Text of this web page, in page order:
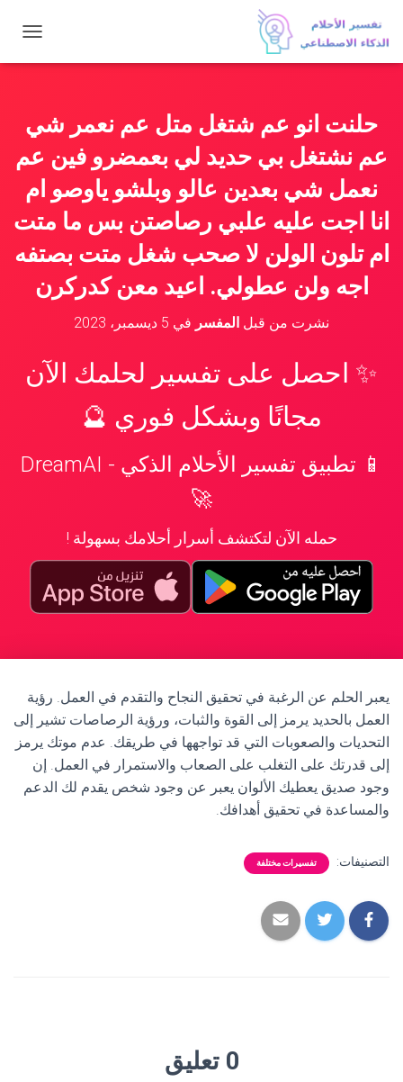
ب
ا
ت
ق
حلنت انو عم شتغل متل عم نعمر شي
عم نشتغل بي حديد لي بعمضرو فين عم
نعمل شي بعدين عالو وبلشو ياوصو ام
انا اجت عليه علبي رصاصتن بس ما متت
ام تلون الولن لا صحب شغل متت بصتفه
اجه ولن عطولي. اعيد معن كدركرن
نشرت من قبل المفسر في 5 ديسمبر، 2023
✨ احصل على تفسير لحلمك الآن
مجانًا وبشكل فوري 🔮
📱 تطبيق تفسير الأحلام الذكي - DreamAI
🚀
حمله الآن لتكتشف أسرار أحلامك بسهولة !
يعبر الحلم عن الرغبة في تحقيق النجاح والتقدم في العمل. رؤية
العمل بالحديد يرمز إلى القوة والثبات، ورؤية الرصاصات تشير إلى
التحديات والصعوبات التي قد تواجهها في طريقك. عدم موتك يرمز
إلى قدرتك على التغلب على الصعاب والاستمرار في العمل. إن
وجود صديق يعطيك الألوان يعبر عن وجود شخص يقدم لك الدعم
والمساعدة في تحقيق أهدافك.
التصنيفات: تفسيرات مختلفة
0 تعليق